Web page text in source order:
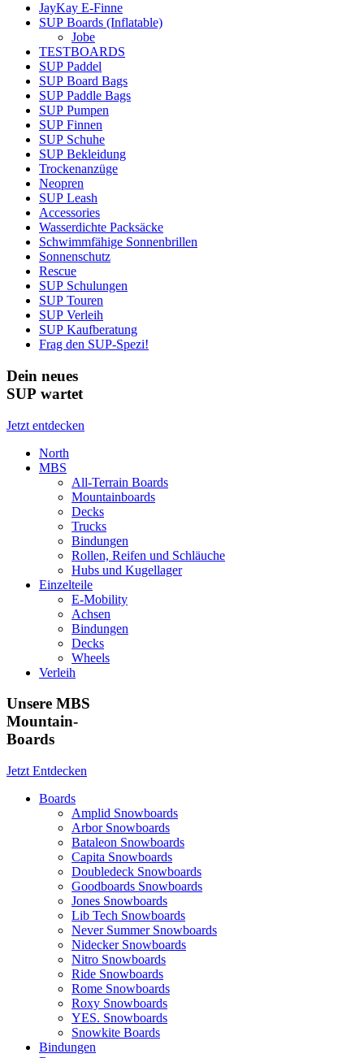
JayKay E-Finne
SUP Boards (Inflatable)
Jobe
TESTBOARDS
SUP Paddel
SUP Board Bags
SUP Paddle Bags
SUP Pumpen
SUP Finnen
SUP Schuhe
SUP Bekleidung
Trockenanzüge
Neopren
SUP Leash
Accessories
Wasserdichte Packsäcke
Schwimmfähige Sonnenbrillen
Sonnenschutz
Rescue
SUP Schulungen
SUP Touren
SUP Verleih
SUP Kaufberatung
Frag den SUP-Spezi!
Dein neues
SUP wartet
Jetzt entdecken
North
MBS
All-Terrain Boards
Mountainboards
Decks
Trucks
Bindungen
Rollen, Reifen und Schläuche
Hubs und Kugellager
Einzelteile
E-Mobility
Achsen
Bindungen
Decks
Wheels
Verleih
Unsere MBS
Mountain-
Boards
Jetzt Entdecken
Boards
Amplid Snowboards
Arbor Snowboards
Bataleon Snowboards
Capita Snowboards
Doubledeck Snowboards
Goodboards Snowboards
Jones Snowboards
Lib Tech Snowboards
Never Summer Snowboards
Nidecker Snowboards
Nitro Snowboards
Ride Snowboards
Rome Snowboards
Roxy Snowboards
YES. Snowboards
Snowkite Boards
Bindungen